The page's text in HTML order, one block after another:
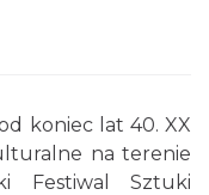
koniec lat 40. XX
na terenie
Festiwal Sztuki